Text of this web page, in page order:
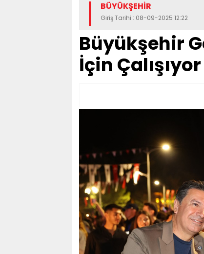
BÜYÜKŞEHİR
Giriş Tarihi : 08-09-2025 12:22
Büyükşehir
İçin Çalışıyor